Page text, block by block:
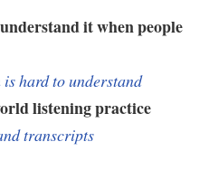
understand it when people
is hard to understand
listening practice
transcripts